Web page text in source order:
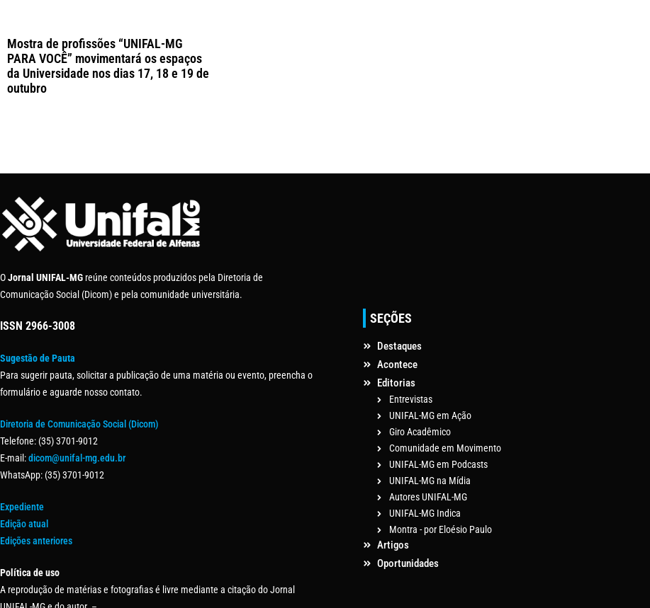
Mostra de profissões “UNIFAL-MG
PARA VOCÊ” movimentará os espaços
da Universidade nos dias 17, 18 e 19 de
outubro
OJornal UNIFAL-MG reúne conteúdos produzidos pela Diretoria de
Comunicação Social (Dicom) e pela comunidade universitária.
ISSN 2966-3008
Sugestão de Pauta
Para sugerir pauta, solicitar a publicação de uma matéria ou evento, preencha o
formulário e aguarde nosso contato.
Diretoria de Comunicação Social (Dicom)
Telefone: (35) 3701-9012
E-mail:dicom@unifal-mg.edu.br
WhatsApp: (35) 3701-9012
Expediente
Edição atual
Edições anteriores
Política de uso
A reprodução de matérias e fotografias é livre mediante a citação do Jornal
SEÇÕES
Destaques
Acontece
Editorias
Entrevistas
UNIFAL-MG em Ação
Giro Acadêmico
Comunidade em Movimento
UNIFAL-MG em Podcasts
UNIFAL-MG na Mídia
Autores UNIFAL-MG
UNIFAL-MG Indica
Montra - por Eloésio Paulo
Artigos
Oportunidades